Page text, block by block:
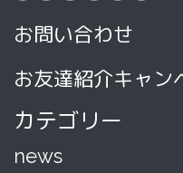
お問い合わせ
お友達紹介キャン
カテゴリー
news